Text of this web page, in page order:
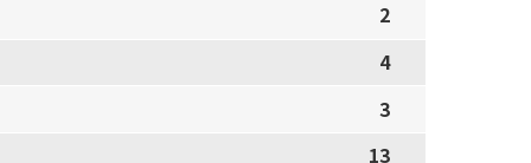
2
4
3
13